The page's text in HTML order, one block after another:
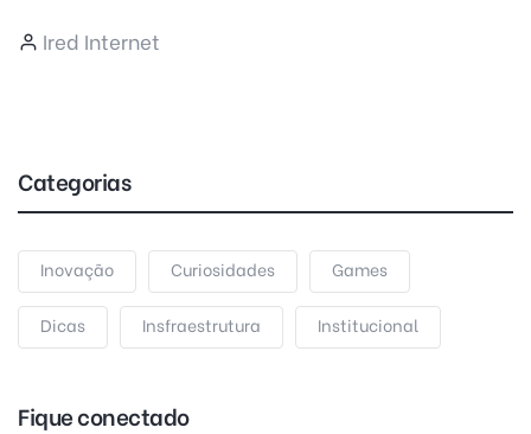
Ired Internet
Categorias
Inovação Curiosidades Games
Dicas Insfraestrutura Institucional
Fique conectado